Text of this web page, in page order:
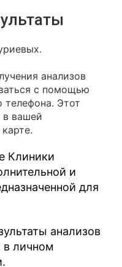
анализов
с помощью
телефона. Этот
в вашей
Клиники
и
для
анализов
в личном